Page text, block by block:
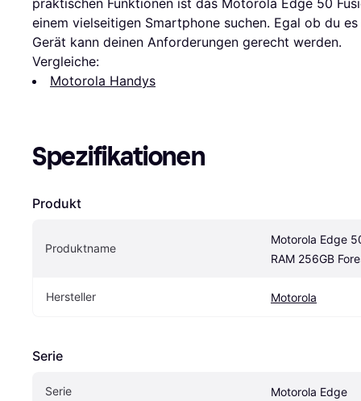
einem vielseitigen Smartphone suchen. Egal ob du
Gerät kann deinen Anforderungen gerecht werden.
Vergleiche:
Motorola Handys
Spezifikationen
Produkt
Produktname
Motorola Edge
RAM 256GB
Hersteller Motorola
Serie
Serie Motorola Edge